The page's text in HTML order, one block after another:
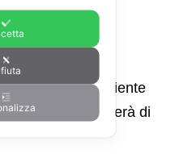
in una ciotola,
in una tazza capiente
cucendo aumenterà di